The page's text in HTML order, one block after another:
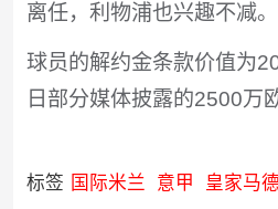
离任，利物浦也兴趣不减。
球员的解约金条款价值为
日部分媒体披露的2500万
标签 国际米兰 意甲 皇家马